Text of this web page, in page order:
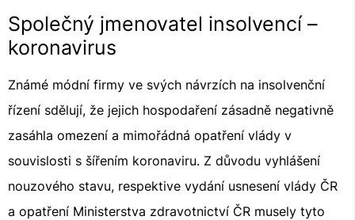
Společný jmenovatel insolvencí –
koronavirus
Známé módní firmy ve svých návrzích na insolvenční
řízení sdělují, že jejich hospodaření zásadně negativně
zasáhla omezení a mimořádná opatření vlády v
souvislosti s šířením koronaviru. Z důvodu vyhlášení
nouzového stavu, respektive vydání usnesení vlády ČR
a opatření Ministerstva zdravotnictví ČR musely tyto